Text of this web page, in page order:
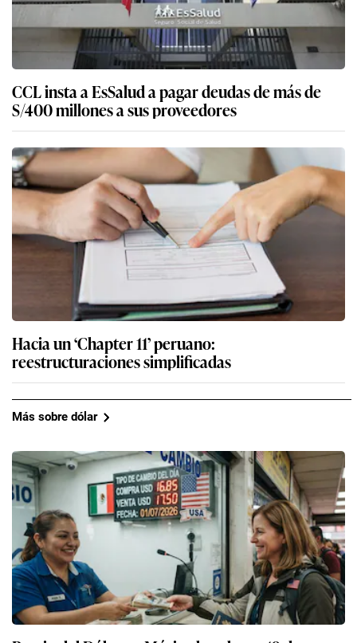
CCL insta a EsSalud a pagar deudas de más de
S/400 millones a sus proveedores
Hacia un ‘Chapter 11’ peruano:
reestructuraciones simplificadas
Más sobre dólar